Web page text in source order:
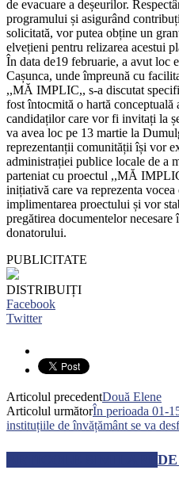
de evacuare a deșeurilor.
programului și asigurând
solicitată, vor putea obține un
elvețieni pentru relizarea acestui
În data de19 februarie, a avut loc
Cașunca, unde împreună cu
,,MĂ IMPLIC,, s-a discutat
fost întocmită o hartă conceptuală
candidaților care vor fi invitați la
va avea loc pe 13 martie la
reprezentanții comunității își vor
administrației publice locale de a
parteniat cu proectul ,,MĂ
inițiativă care va reprezenta
implimentarea proectului și vor
pregătirea documentelor
donatorului.
PUBLICITATE
DISTRIBUIȚI
Facebook
Twitter
Articolul precedentDouă Elene
Articolul următorÎn perioada 01-
instituțiile de învățământ se va